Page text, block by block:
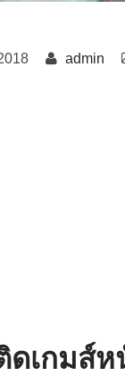
admin
ดเกมส์